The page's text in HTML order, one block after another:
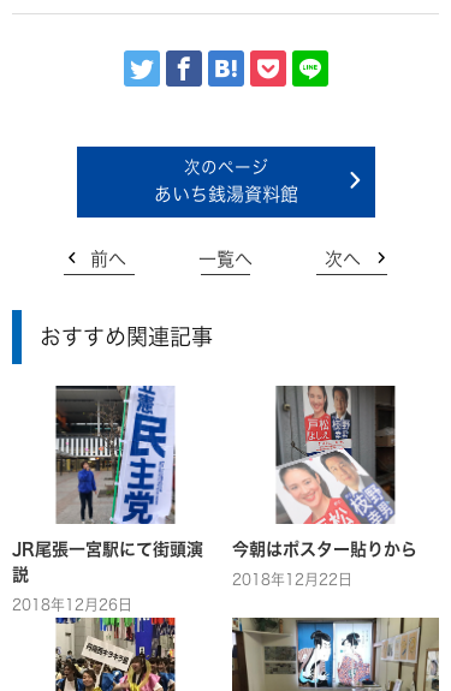
あいち銭湯資料館
前へ 一覧へ 次へ
おすすめ関連記事
JR尾張一宮駅にて街頭演
説
2018年12月26日
今朝はポスター貼りから
2018年12月22日